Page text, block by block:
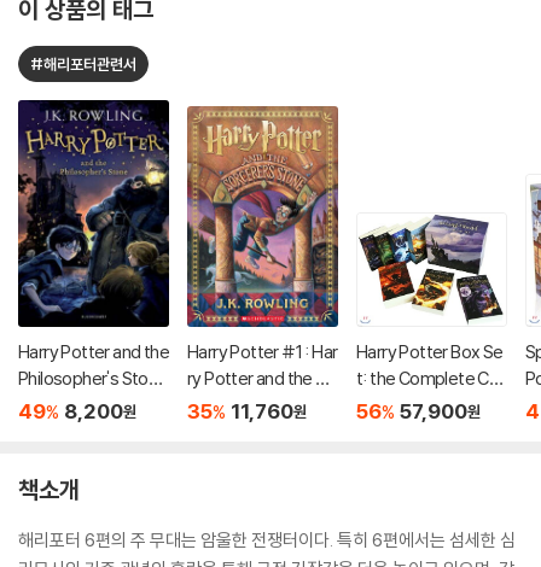
이 상품의 태그
#해리포터관련서
Harry Potter and the
Philosopher's Stone
(영국판)
49% 8,200원
Harry Potter #1 : Har
ry Potter and the So
rcerer's Stone
35% 11,760원
Harry Potter Box Se
t: the Complete Coll
ection (영국판) : 해리
56% 57,900원
책소개
해리포터 6편의 주 무대는 암울한 전쟁터이다. 특히 6편에서는 섬세한 심